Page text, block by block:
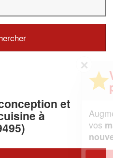
et
à
votrechiffre d'affaireset
tout en gagnant de
clients